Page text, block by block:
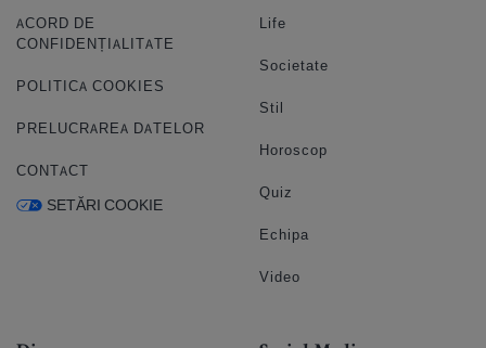
ACORD DE
CONFIDENȚIALITATE
POLITICA COOKIES
PRELUCRAREA DATELOR
CONTACT
SETĂRI COOKIE
Life
Societate
Stil
Horoscop
Quiz
Echipa
Video